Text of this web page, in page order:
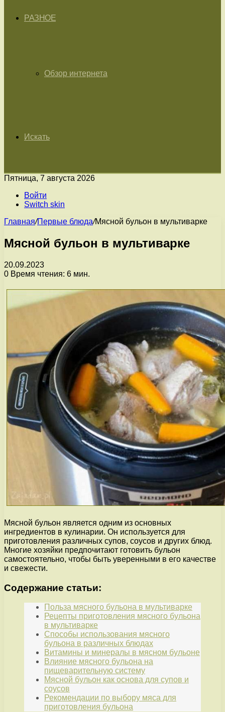
РАЗНОЕ
Обзор интернета
Искать
Пятница, 7 августа 2026
Войти
Switch skin
Главная/Первые блюда/Мясной бульон в мультиварке
Мясной бульон в мультиварке
20.09.2023
0 Время чтения: 6 мин.
Мясной бульон является одним из основных
ингредиентов в кулинарии. Он используется для
приготовления различных супов, соусов и других блюд.
Многие хозяйки предпочитают готовить бульон
самостоятельно, чтобы быть уверенными в его качестве
и свежести.
Содержание статьи:
Польза мясного бульона в мультиварке
Рецепты приготовления мясного бульона
в мультиварке
Способы использования мясного
бульона в различных блюдах
Витамины и минералы в мясном бульоне
Влияние мясного бульона на
пищеварительную систему
Мясной бульон как основа для супов и
соусов
Рекомендации по выбору мяса для
приготовления бульона